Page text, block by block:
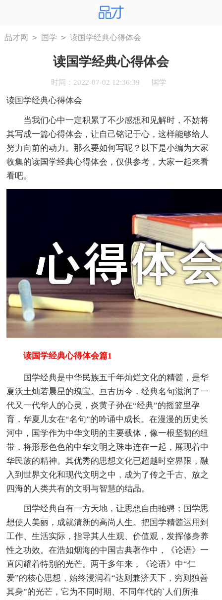
品才网 > 国学 > 读国学经典心得体会
读国学经典心得体会
时间：2022-07-02 12:36:39 国学
读国学经典心得体会
当我们心中一定积累了不少感想和见解时，不妨将
其写成一篇心得体会，让自己铭记于心，这样能够给人
努力向前的动力。那么要如何写呢？以下是小编为大家
收集的读国学经典心得体会，仅供参考，大家一起来看
看吧。
读国学经典心得体会篇1
国学经典是中华民族五千年灿烂文化的精髓，是华
夏沃土灿若晨星的瑰宝。亘古历今，经典名句滋润了一
代又一代华人的心灵，炎黄子孙在“经典”的摇篮里孕
育，华夏儿女在“名句”的吟诵中成长。在漫漫的历史长
河中，国学作为中华文明的主要载体，像一根坚韧的纽
带，将形形色色的中华文明之珠串连在一起，展现着中
华民族的精神。其优秀的思想文化已超越时空界限，融
入到世界文化和现代文明之中，成为了传之千古、放之
四海的人类共有的文明与智慧的结晶。
国学经典自有一方天地，让思想自由驰骋；国学思
想使人美丽，成就清新的高尚人生。把国学精髓运用到
工作、生活实际，指导其人生观、价值观，发挥修身养
性之功效。在浩如烟海的中国古典著作中，《论语》一
直闪耀着特别的光芒。两千多年来，《论语》中“仁
爱”的核心思想，始终浸润着“达则兼济天下，穷则独善
其身”的光芒，它为不同时期、不同年代的`人们所推